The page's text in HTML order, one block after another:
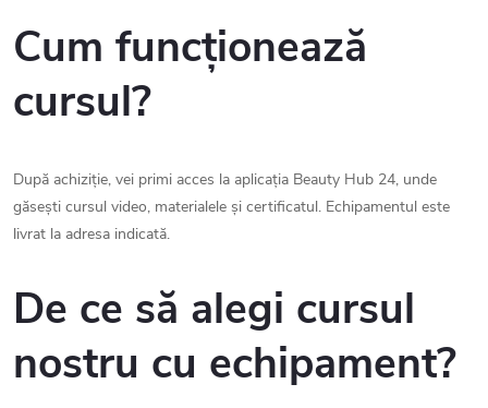
Cum funcționează
cursul?
După achiziție, vei primi acces la aplicația Beauty Hub 24, unde
găsești cursul video, materialele și certificatul. Echipamentul este
livrat la adresa indicată.
De ce să alegi cursul
nostru cu echipament?